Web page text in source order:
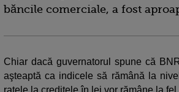
băncile comerciale, a fost
Chiar dacă guvernatorul spune că
aşteaptă ca indicele să rămână la
ratele la creditele în lei vor rămâne la